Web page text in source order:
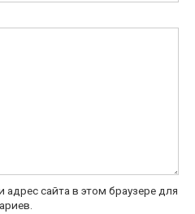
сайта в этом браузере для